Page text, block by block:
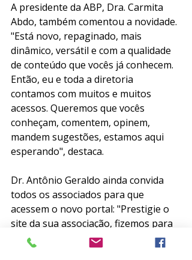
A presidente da ABP, Dra. Carmita
Abdo, também comentou a novidade.
"Está novo, repaginado, mais
dinâmico, versátil e com a qualidade
de conteúdo que vocês já conhecem.
Então, eu e toda a diretoria
contamos com muitos e muitos
acessos. Queremos que vocês
conheçam, comentem, opinem,
mandem sugestões, estamos aqui
esperando", destaca.
Dr. Antônio Geraldo ainda convida
todos os associados para que
acessem o novo portal: "Prestigie o
site da sua associação, fizemos para
você".
A área de notícias também está mais